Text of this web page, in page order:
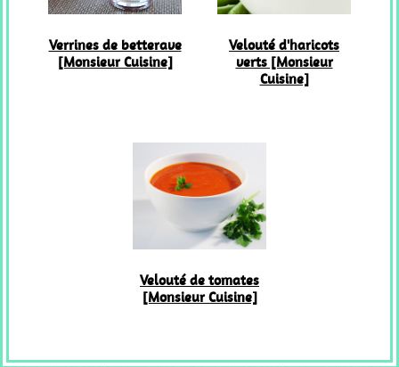
Verrines de betterave
[Monsieur Cuisine]
Velouté d'haricots
verts [Monsieur
Cuisine]
Velouté de tomates
[Monsieur Cuisine]